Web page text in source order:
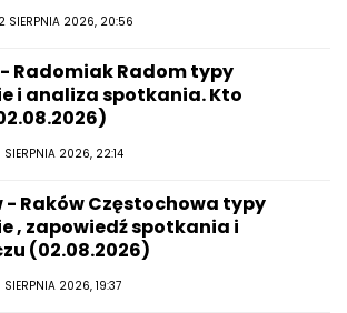
SIERPNIA 2026, 20:56
- Radomiak Radom typy
i analiza spotkania. Kto
SIERPNIA 2026, 22:14
- Raków Częstochowa typy
, zapowiedź spotkania i
(02.08.2026)
SIERPNIA 2026, 19:37